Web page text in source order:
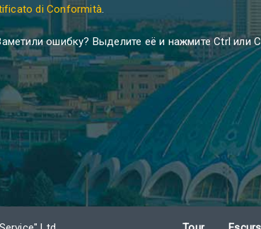
di Conformità.
ошибку? Выделите её и нажмите Ctrl или